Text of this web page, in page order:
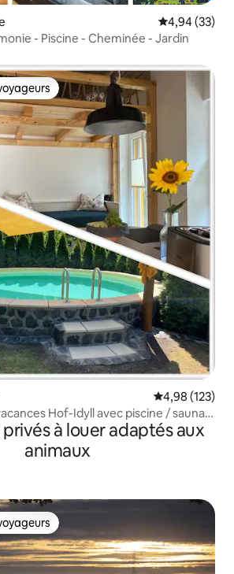
Note
4,94 (33)
- Piscine - Cheminée - Jardin
parmi les plus aimés
Note
4,98 (123)
Hof-Idyll avec piscine / sauna
à louer adaptés aux
animaux
parmi les plus aimés